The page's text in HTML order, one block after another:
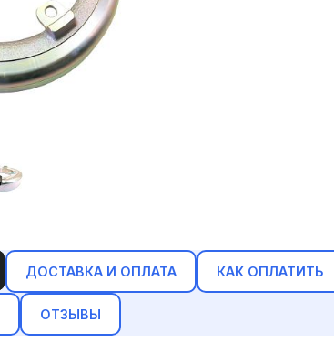
ДОСТАВКА И ОПЛАТА КАК ОПЛАТИТЬ
ОТЗЫВЫ